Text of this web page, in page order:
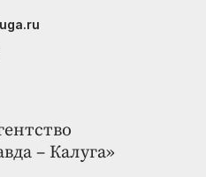
– Калуга»